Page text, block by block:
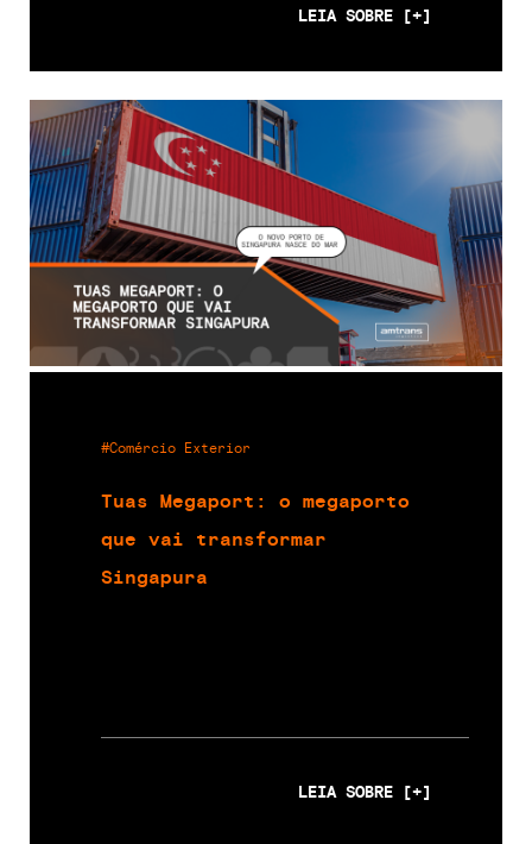
LEIA SOBRE [+]
#Comércio Exterior
Tuas Megaport: o megaporto
que vai transformar
Singapura
LEIA SOBRE [+]